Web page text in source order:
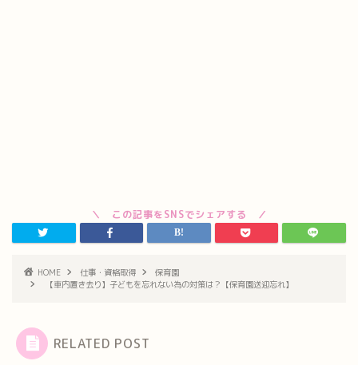
HOME 仕事・資格取得
保育園
【車内置き去り】子どもを忘れない為の対策は？【保育園送迎忘れ】
RELATED POST